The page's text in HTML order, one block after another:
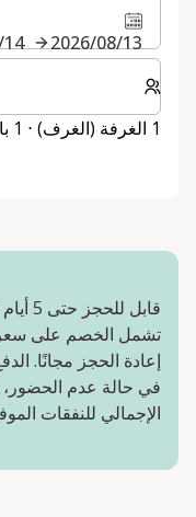
13‏/08‏/2026
14‏/08‏/2026
حدد عدد الغرف
1 الغرفة (الغرف) ⋅ 1 بالغ
قابل
تشمل الخصم على سعر
الإجمالي للنفقات